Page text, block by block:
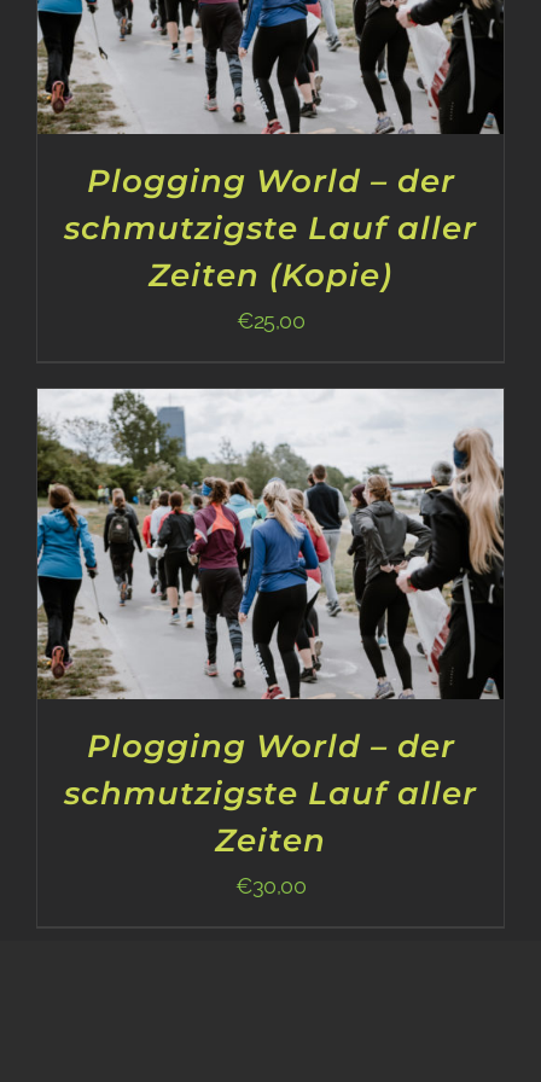
Plogging World – der
schmutzigste Lauf aller
Zeiten (Kopie)
€25,00
Plogging World – der
schmutzigste Lauf aller
Zeiten
€30,00